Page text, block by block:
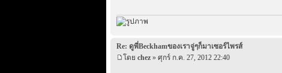
Re: ดูพี่Beckhamของเราจู่ๆก็มาเซอร์ไพรส์
โดย chez» ศุกร์ ก.ค. 27, 2012 22:40